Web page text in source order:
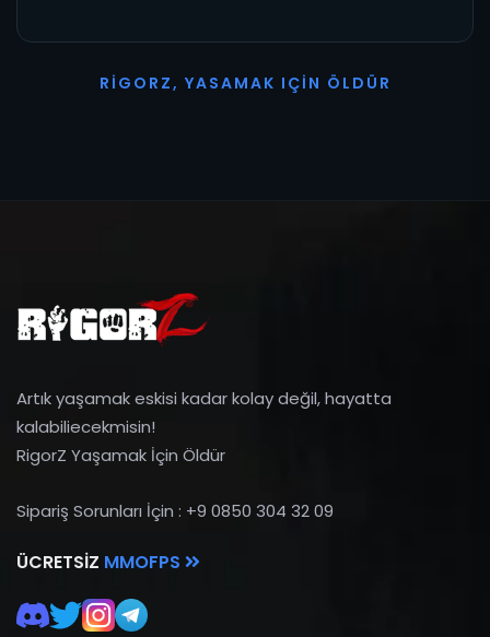
R I G O R Z, YASAMAK I ÇI N Ö L D Ü R
Artık yaşamak eskisi kadar kolay değil, hayatta
kalabiliecekmisin!
RigorZ Yaşamak İçin Öldür
Sipariş Sorunları İçin : +9 0850 304 32 09
ÜCRETSIZ MMOFPS